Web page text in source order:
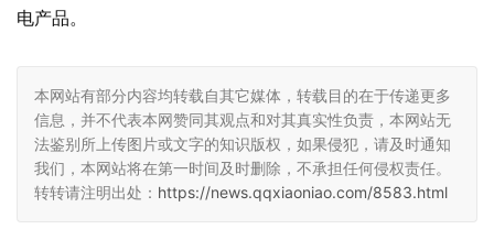
电产品。
本网站有部分内容均转载自其它媒体，转载目的在于传递更多
信息，并不代表本网赞同其观点和对其真实性负责，本网站无
法鉴别所上传图片或文字的知识版权，如果侵犯，请及时通知
我们，本网站将在第一时间及时删除，不承担任何侵权责任。
转转请注明出处： https://news.qqxiaoniao.com/8583.html